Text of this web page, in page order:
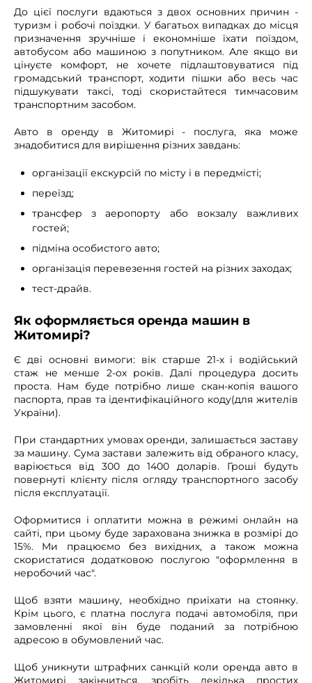
До цієї послуги вдаються з двох основних причин -
туризм і робочі поїздки. У багатьох випадках до місця
призначення зручніше і економніше їхати поїздом,
автобусом або машиною з попутником. Але якщо ви
цінуєте комфорт, не хочете підлаштовуватися під
громадський транспорт, ходити пішки або весь час
підшукувати таксі, тоді скористайтеся тимчасовим
транспортним засобом.
Авто в оренду в Житомирі - послуга, яка може
знадобитися для вирішення різних завдань:
організації екскурсій по місту і в передмісті;
переїзд;
трансфер з аеропорту або вокзалу важливих
гостей;
підміна особистого авто;
організація перевезення гостей на різних заходах;
тест-драйв.
Як оформляється оренда машин в
Житомирі?
Є дві основні вимоги: вік старше 21-х і водійський
стаж не менше 2-ох років. Далі процедура досить
проста. Нам буде потрібно лише скан-копія вашого
паспорта, прав та ідентифікаційного коду(для жителів
України).
При стандартних умовах оренди, залишається заставу
за машину. Сума застави залежить від обраного класу,
варіюється від 300 до 1400 доларів. Гроші будуть
повернуті клієнту після огляду транспортного засобу
після експлуатації.
Оформитися і оплатити можна в режимі онлайн на
сайті, при цьому буде зарахована знижка в розмірі до
15%. Ми працюємо без вихідних, а також можна
скористатися додатковою послугою "оформлення в
неробочий час".
Щоб взяти машину, необхідно приїхати на стоянку.
Крім цього, є платна послуга подачі автомобіля, при
замовленні якої він буде поданий за потрібною
адресою в обумовлений час.
Щоб уникнути штрафних санкцій коли оренда авто в
Житомирі закінчиться, зробіть декілька простих